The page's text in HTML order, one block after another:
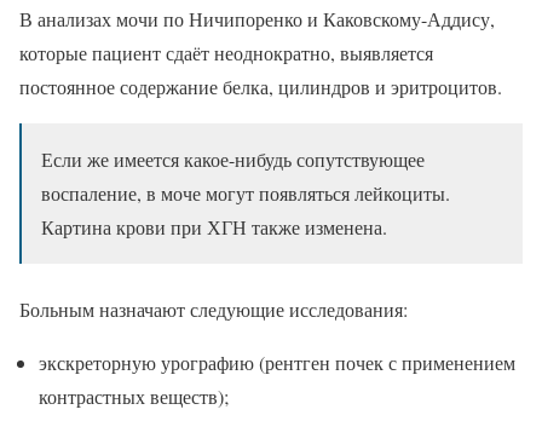
В анализах мочи по Ничипоренко и Каковскому-Аддису,
которые пациент сдаёт неоднократно, выявляется
постоянное содержание белка, цилиндров и эритроцитов.
Если же имеется какое-нибудь сопутствующее
воспаление, в моче могут появляться лейкоциты.
Картина крови при ХГН также изменена.
Больным назначают следующие исследования:
экскреторную урографию (рентген почек с применением
контрастных веществ);